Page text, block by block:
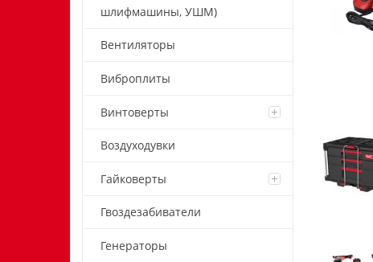
шлифмашины, УШМ)
Вентиляторы
Виброплиты
Винтоверты
Воздуходувки
Гайковерты
Гвоздезабиватели
Генераторы